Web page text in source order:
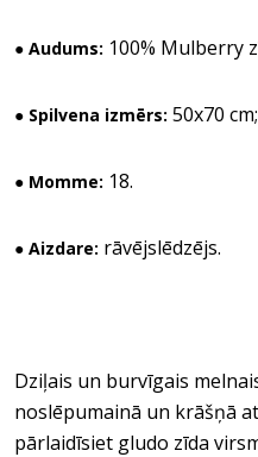
● Audums: 100% Mulberry
● Spilvena izmērs: 50x70 cm;
● Momme: 18.
● Aizdare: rāvējslēdzējs.
Dziļais un burvīgais
noslēpumainā un krāšņā
pārlaidīsiet gludo zīda